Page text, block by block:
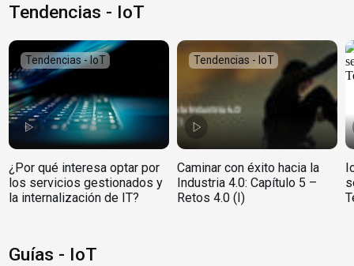
Tendencias - IoT
Tendencias - IoT
¿Por qué interesa optar por
los servicios gestionados y
la internalización de IT?
Tendencias - IoT
Caminar con éxito hacia la
Industria 4.0: Capítulo 5 –
Retos 4.0 (I)
Guías - IoT